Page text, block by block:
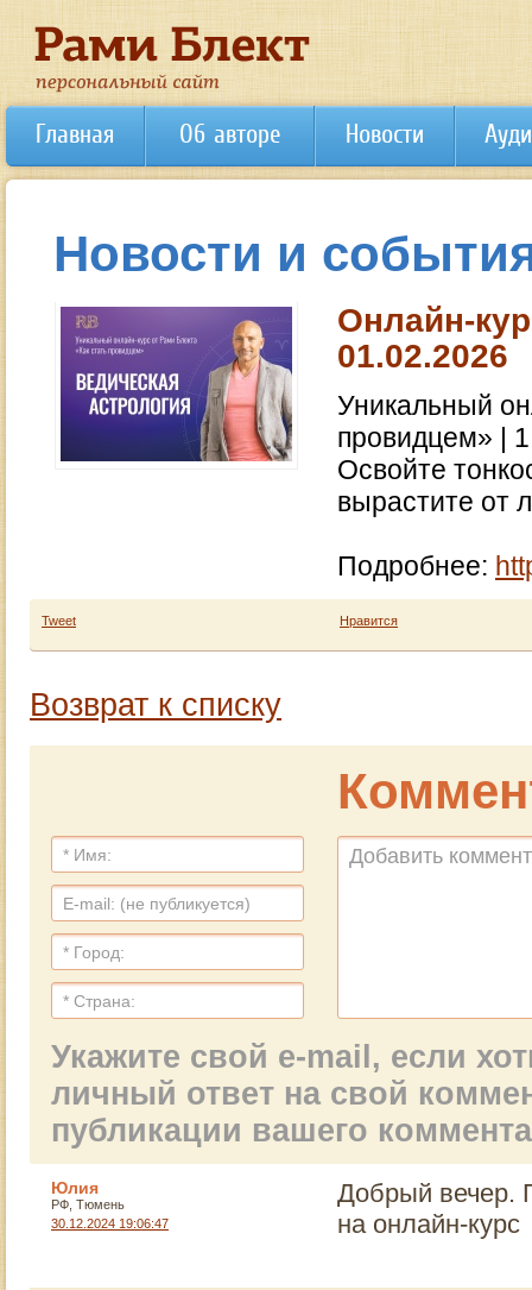
Главная Об авторе Новости
Новости и
Онлайн-
01.02.2026
Уникальный
провидцем» |
Освойте
вырастите от
Подробнее:
Tweet Нравится
Возврат к списку
Укажите свой e-mail, если
личный ответ на свой
публикации вашего
Юлия
РФ, Тюмень
30.12.2024 19:06:47
Добрый вечер.
на онлайн-курс